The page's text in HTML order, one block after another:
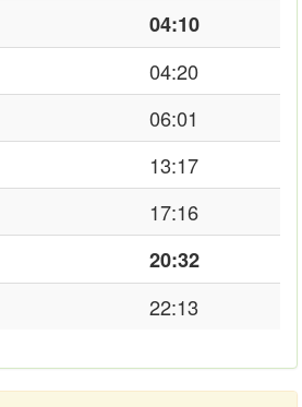
04:10
04:20
06:01
13:17
17:16
20:32
22:13